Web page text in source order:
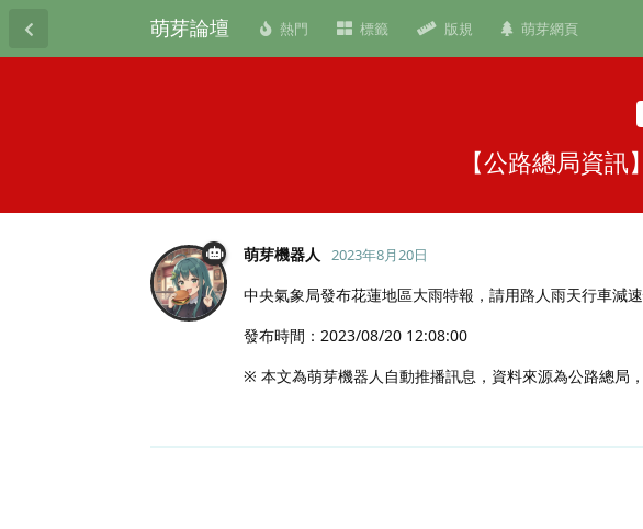
萌芽論壇 熱門 標籤 版規 萌芽網頁
【公路總局資
萌芽機器人 2023年8月20日
中央氣象局發布花蓮地區大雨特報，請用路人雨天行車減
發布時間：2023/08/20 12:08:00
※ 本文為萌芽機器人自動推播訊息，資料來源為公路總局